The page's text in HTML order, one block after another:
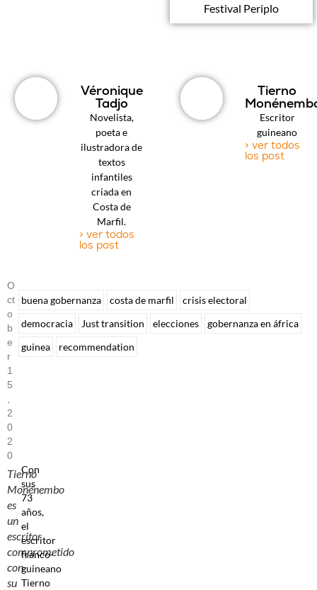
Festival Periplo
Véronique
Tadjo
Novelista,
poeta e
ilustradora de
textos
infantiles
criada en
Costa de
Marfil.
> ver todos
los post
Tierno
Escritor
guineano
> ver todos
los post
O
Ct
O
B
E
R
1
5
2
0
2
0
Tierno
Monénembo
es
un
escritor
comprometido
con
su
Con
sus
73
años,
el
escritor
franco-
guineano
Tierno
buena gobernanza costa de marfil
crisis electoral
democracia
Just transition elecciones
gobernanza en áfrica
guinea
recommendation